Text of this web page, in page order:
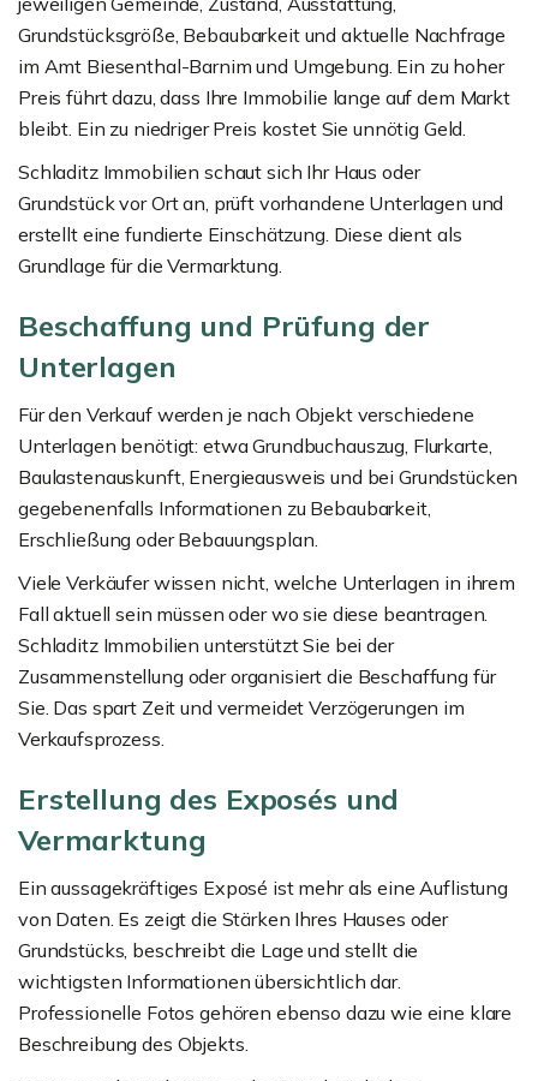
Grundstücksgröße, Bebaubarkeit und aktuelle Nachfrage
im Amt Biesenthal-Barnim und Umgebung. Ein zu hoher
Preis führt dazu, dass Ihre Immobilie lange auf dem Markt
bleibt. Ein zu niedriger Preis kostet Sie unnötig Geld.
Schladitz Immobilien schaut sich Ihr Haus oder
Grundstück vor Ort an, prüft vorhandene Unterlagen und
erstellt eine fundierte Einschätzung. Diese dient als
Grundlage für die Vermarktung.
Beschaffung und Prüfung der
Unterlagen
Für den Verkauf werden je nach Objekt verschiedene
Unterlagen benötigt: etwa Grundbuchauszug, Flurkarte,
Baulastenauskunft, Energieausweis und bei Grundstücken
gegebenenfalls Informationen zu Bebaubarkeit,
Erschließung oder Bebauungsplan.
Viele Verkäufer wissen nicht, welche Unterlagen in ihrem
Fall aktuell sein müssen oder wo sie diese beantragen.
Schladitz Immobilien unterstützt Sie bei der
Zusammenstellung oder organisiert die Beschaffung für
Sie. Das spart Zeit und vermeidet Verzögerungen im
Verkaufsprozess.
Erstellung des Exposés und
Vermarktung
Ein aussagekräftiges Exposé ist mehr als eine Auflistung
von Daten. Es zeigt die Stärken Ihres Hauses oder
Grundstücks, beschreibt die Lage und stellt die
wichtigsten Informationen übersichtlich dar.
Professionelle Fotos gehören ebenso dazu wie eine klare
Beschreibung des Objekts.